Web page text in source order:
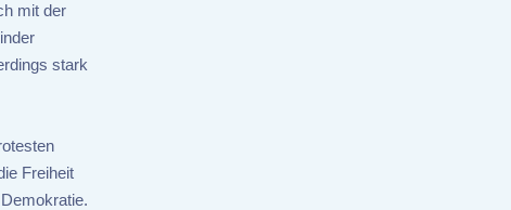
mit der
stark
Freiheit